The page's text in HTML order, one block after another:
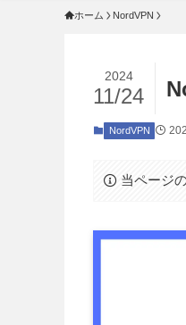
ホーム NordVPN
2024
11/24
NordVPN
当ページ